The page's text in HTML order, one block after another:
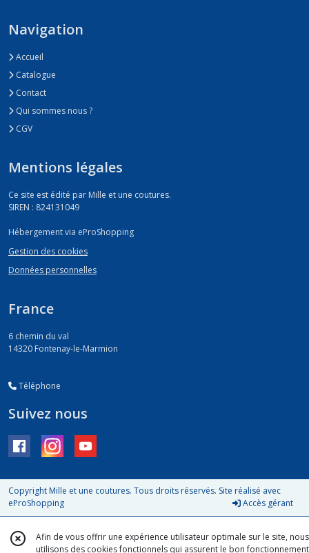
Navigation
Accueil
Catalogue
Contact
Qui sommes nous ?
CGV
Mentions légales
Ce site est édité par Mille et une coutures.
SIREN : 824131049
Hébergement via eProShopping
Gestion des cookies
Données personnelles
France
6 chemin du val
14320 Fontenay-le-Marmion
Téléphone
Suivez nous
Copyright Mille et une coutures. Tous droits réservés. Site réalisé avec
eProShopping
Accès gérant
Afin de vous offrir une expérience utilisateur optimale sur le site, nous
utilisons des cookies fonctionnels qui assurent le bon fonctionnement